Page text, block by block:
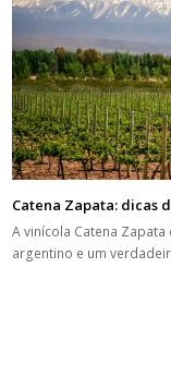
Catena Zapata: dicas
A vinícola Catena
argentino e um